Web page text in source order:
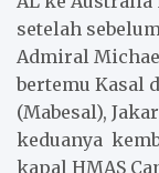
setelah
Admiral
bertemu Kasal
(Mabesal),
keduanya
kapal HMAS